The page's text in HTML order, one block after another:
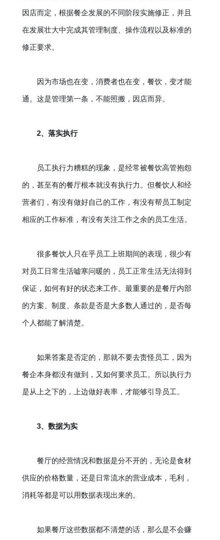
因店而定，根据餐企发展的不同阶段实施修正，并且
在发展壮大中完成其管理制度、操作流程以及标准的
修正要求。
因为市场也在变，消费者也在变，餐饮，变才能
通。这是管理第一条，不能照搬，因店而异。
2、落实执行
员工执行力糟糕的现象，是经常被餐饮高管抱怨
的，甚至有的餐厅根本就没有执行力。但餐饮人和经
营者们，有没有做好自己的工作，有没有帮员工制定
相应的工作标准，有没有关注工作之余的员工生活。
很多餐饮人只在乎员工上班期间的表现，很少有
对员工日常生活嘘寒问暖的，员工正常生活无法得到
保证，如何有好的状态来工作。最重要的是餐厅内部
的方案、制度、条款是否是大多数人通过的，是否每
个人都能了解清楚。
如果答案是否定的，那就不要去责怪员工，因为
餐企本身都没有做到，又如何要求员工。所以执行力
是从上之下的，上边做好表率，才能够引导员工。
3、数据为实
餐厅的经营情况和数据是分不开的，无论是食材
供应的价格数量，还是日常流水的营业成本，毛利，
消耗等都是可以用数据表现出来的。
如果餐厅这些数据都不清楚的话，那么是不会赚